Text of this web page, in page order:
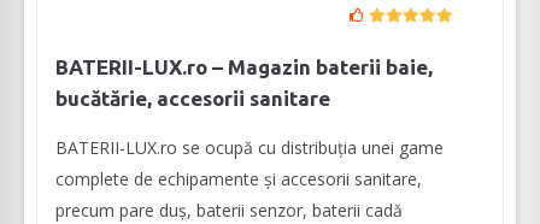
BATERII-LUX.ro – Magazin baterii baie,
bucătărie, accesorii sanitare
BATERII-LUX.ro se ocupă cu distribuția unei game
complete de echipamente și accesorii sanitare,
precum pare duș, baterii senzor, baterii cadă